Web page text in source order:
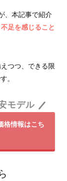
、本記事で紹介
足を感じること
つつ、できる限
。
モデル
格情報はこち